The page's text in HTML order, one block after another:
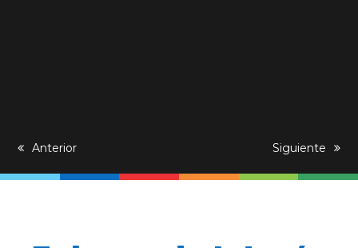
previous
Anterior
next
Siguiente